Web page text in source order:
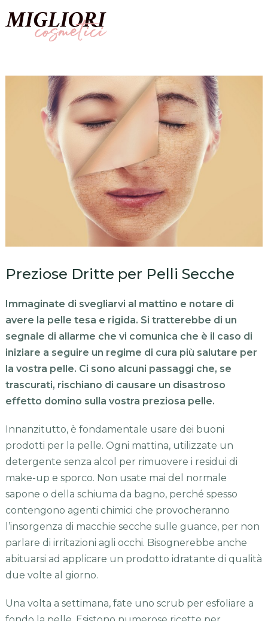
Preziose Dritte per Pelli Secche
Immaginate di svegliarvi al mattino e notare di
avere la pelle tesa e rigida. Si tratterebbe di un
segnale di allarme che vi comunica che è il caso di
iniziare a seguire un regime di cura più salutare per
la vostra pelle. Ci sono alcuni passaggi che, se
trascurati, rischiano di causare un disastroso
effetto domino sulla vostra preziosa pelle.
Innanzitutto, è fondamentale usare dei buoni
prodotti per la pelle. Ogni mattina, utilizzate un
detergente senza alcol per rimuovere i residui di
make-up e sporco. Non usate mai del normale
sapone o della schiuma da bagno, perché spesso
contengono agenti chimici che provocheranno
l’insorgenza di macchie secche sulle guance, per non
parlare di irritazioni agli occhi. Bisognerebbe anche
abituarsi ad applicare un prodotto idratante di qualità
due volte al giorno.
Una volta a settimana, fate uno scrub per esfoliare a